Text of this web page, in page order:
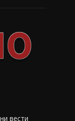
вести